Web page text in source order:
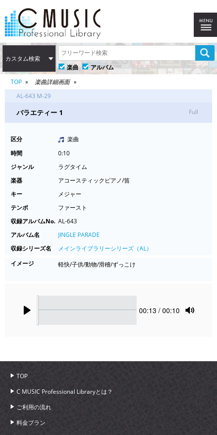
カスタム検索
楽曲
アルバム
TOP
楽曲詳細画面
AL-643 M-29
バラエティー 1 Full
区分
楽曲
時間
0:10
ジャンル
ラグタイム
楽器
アコースティックピアノ/笛
キー
メジャー
テンポ
ファースト
収録アルバムNo. AL-643
アルバム名
JINGLE PARADE
収録シリーズ名
メインライブラリーシリーズ（AL）
イメージ
軽快/子供/動物/滑稽/ずっこけ
Current
00:13 / 00:10
TOP
C MUSIC Professional Libraryとは？
ご利用の流れ
料金プラン